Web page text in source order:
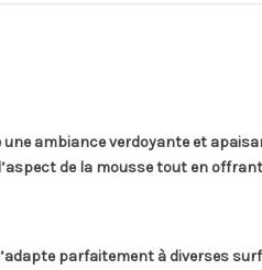
ambiance verdoyante et
de la mousse tout en
parfaitement à diverses